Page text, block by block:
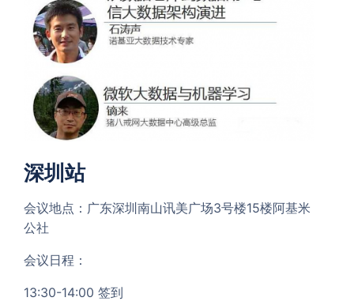
深圳站
会议地点：广东深圳南山讯美广场3号楼15楼阿基米
公社
会议日程：
13:30-14:00 签到